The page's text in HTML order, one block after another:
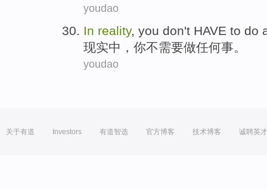
youdao
In reality, you don't HAVE to do
现实中 ， 你不需要做任何事。
youdao
关于有道 Investors 有道智选 官方博客 技术博客 诚聘英才